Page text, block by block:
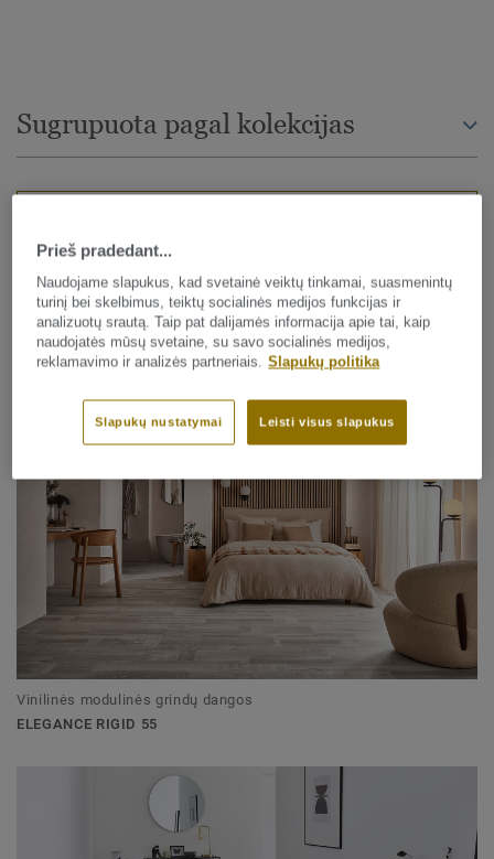
Sugrupuota pagal kolekcijas
25 kolekcijos
RŪŠIUOTI PAGAL
Vinilinės modulinės grindų dangos
ELEGANCE RIGID 55
Prieš pradedant...
Naudojame slapukus, kad svetainė veiktų tinkamai, suasmenintų
turinį bei skelbimus, teiktų socialinės medijos funkcijas ir
analizuotų srautą. Taip pat dalijamės informacija apie tai, kaip
naudojatės mūsų svetaine, su savo socialinės medijos,
reklamavimo ir analizės partneriais. Slapukų politika
Leisti visus slapukus
Slapukų nustatymai